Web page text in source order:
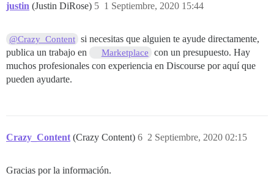
justin (Justin DiRose) 1 Septiembre, 2020 15:44
5
@Crazy_Content si necesitas que alguien te ayude directamente,
publica un trabajo en
Marketplace
con un presupuesto. Hay
muchos profesionales con experiencia en Discourse por aquí que
pueden ayudarte.
Crazy_Content (Crazy Content) 2 Septiembre, 2020 02:15
6
Gracias por la información.